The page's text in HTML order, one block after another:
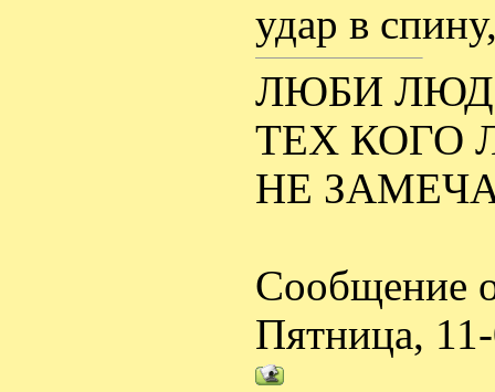
удар в
ЛЮБИ
ТЕХ КОГО
НЕ
Сообщение
Пятница,